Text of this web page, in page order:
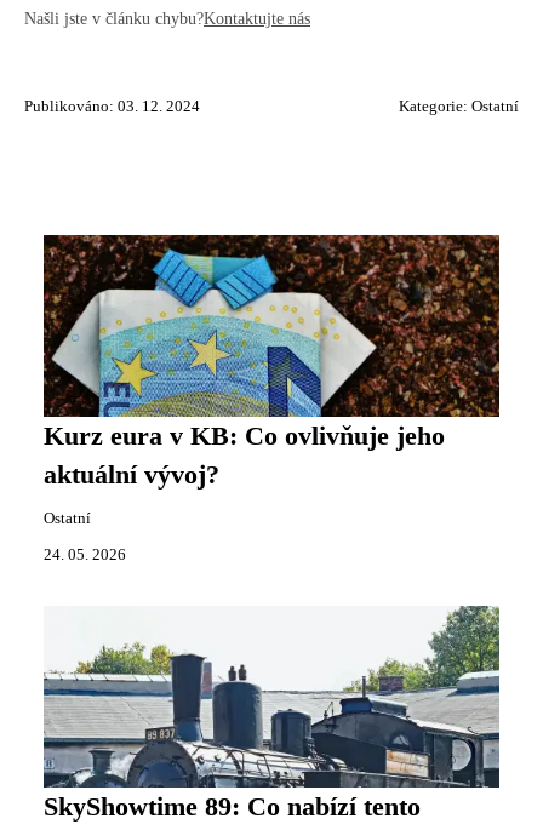
Našli jste v článku chybu?Kontaktujte nás
Publikováno: 03. 12. 2024 Kategorie: Ostatní
Kurz eura v KB: Co ovlivňuje jeho
aktuální vývoj?
Ostatní
24. 05. 2026
SkyShowtime 89: Co nabízí tento